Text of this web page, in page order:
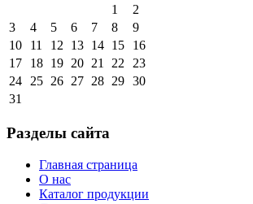
1
2
3
4 5 6 7 8
9
10
11 12 13 14 15
16
17
18 19 20 21 22 23
24 25 26 27 28 29 30
31
Разделы сайта
Главная страница
О нас
Каталог продукции